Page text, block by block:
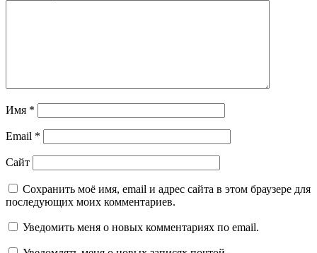
Имя *
Email *
Сайт
Сохранить моё имя, email и адрес сайта в этом браузере для
последующих моих комментариев.
Уведомить меня о новых комментариях по email.